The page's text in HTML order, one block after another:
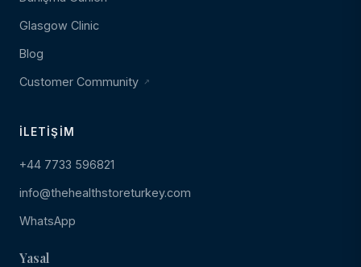
Glasgow Clinic
Blog
Customer Community
İLETIŞIM
+44 7733 596821
info@thehealthstoreturkey.com
WhatsApp
Yasal